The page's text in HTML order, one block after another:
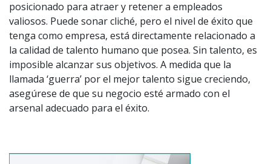
posicionado para atraer y retener a empleados
valiosos. Puede sonar cliché, pero el nivel de éxito que
tenga como empresa, está directamente relacionado a
la calidad de talento humano que posea. Sin talento, es
imposible alcanzar sus objetivos. A medida que la
llamada ‘guerra’ por el mejor talento sigue creciendo,
asegúrese de que su negocio esté armado con el
arsenal adecuado para el éxito.